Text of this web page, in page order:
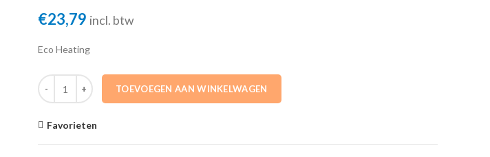
€23,79 incl. btw
Eco Heating
E04.000.064 Ontstekerkabel Eco Heating aantal
TOEVOEGEN AAN WINKELWAGEN
Favorieten